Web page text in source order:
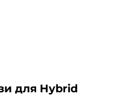
для Hybrid